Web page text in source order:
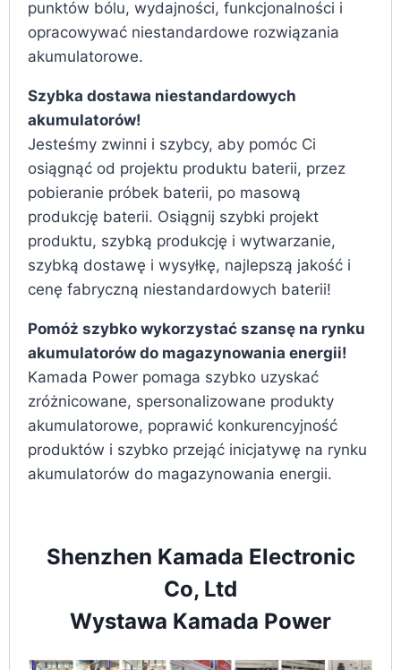
punktów bólu, wydajności, funkcjonalności i
opracowywać niestandardowe rozwiązania
akumulatorowe.
Szybka dostawa niestandardowych
akumulatorów!
Jesteśmy zwinni i szybcy, aby pomóc Ci
osiągnąć od projektu produktu baterii, przez
pobieranie próbek baterii, po masową
produkcję baterii. Osiągnij szybki projekt
produktu, szybką produkcję i wytwarzanie,
szybką dostawę i wysyłkę, najlepszą jakość i
cenę fabryczną niestandardowych baterii!
Pomóż szybko wykorzystać szansę na rynku
akumulatorów do magazynowania energii!
Kamada Power pomaga szybko uzyskać
zróżnicowane, spersonalizowane produkty
akumulatorowe, poprawić konkurencyjność
produktów i szybko przejąć inicjatywę na rynku
akumulatorów do magazynowania energii.
Shenzhen Kamada Electronic
Co, Ltd
Wystawa Kamada Power